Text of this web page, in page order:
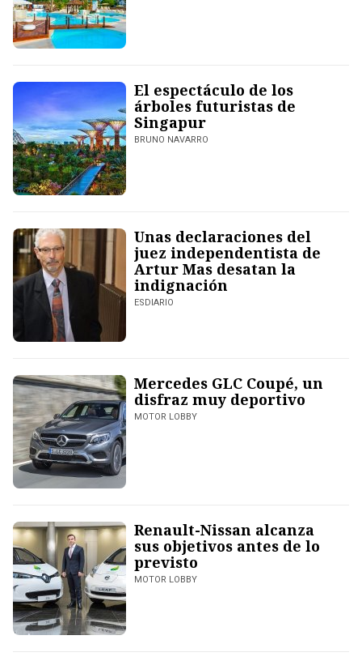
El espectáculo de los
árboles futuristas de
Singapur
BRUNO NAVARRO
Unas declaraciones del
juez independentista de
Artur Mas desatan la
indignación
ESDIARIO
Mercedes GLC Coupé, un
disfraz muy deportivo
MOTOR LOBBY
Renault-Nissan alcanza
sus objetivos antes de lo
previsto
MOTOR LOBBY